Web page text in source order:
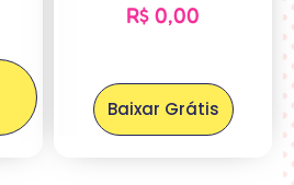
R$ 0,00
Baixar Grátis